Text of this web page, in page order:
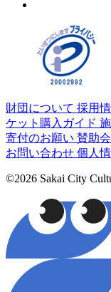
財団について 採用
ケット購入ガイド
寄付のお願い 賛助
お問い合わせ 個人
©2026 Sakai City